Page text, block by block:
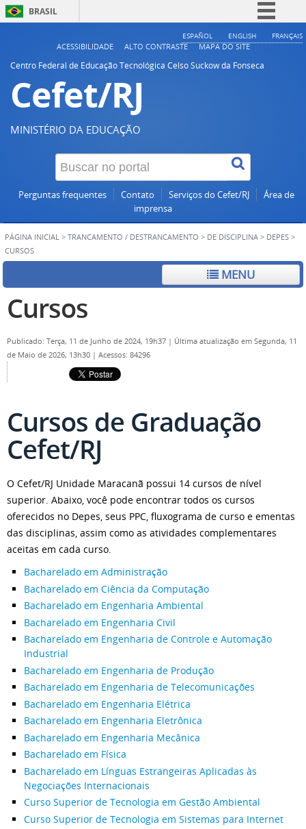
BRASIL
Simplifique!
ESPAÑOL ENGLISH FRANÇAIS
ACESSIBILIDADE ALTO CONTRASTE
MAPA DO SITE
Centro Federal de Educação Tecnológica Celso Suckow da Fonseca
Cefet/RJ
MINISTÉRIO DA EDUCAÇÃO
Perguntas frequentes Contato Serviços do Cefet/RJ
Área de
imprensa
PÁGINA INICIAL > TRANCAMENTO / DESTRANCAMENTO > DE DISCIPLINA > DEPES >
CURSOS
MENU
Cursos
Publicado: Terça, 11 de Junho de 2024, 19h37 | Última atualização em Segunda, 11
de Maio de 2026, 13h30 | Acessos: 84296
Cursos de Graduação
Cefet/RJ
O Cefet/RJ Unidade Maracanã possui 14 cursos de nível
superior. Abaixo, você pode encontrar todos os cursos
oferecidos no Depes, seus PPC, fluxograma de curso e ementas
das disciplinas, assim como as atividades complementares
aceitas em cada curso.
Bacharelado em Administração
Bacharelado em Ciência da Computação
Bacharelado em Engenharia Ambiental
Bacharelado em Engenharia Civil
Bacharelado em Engenharia de Controle e Automação
Industrial
Bacharelado em Engenharia de Produção
Bacharelado em Engenharia de Telecomunicações
Bacharelado em Engenharia Elétrica
Bacharelado em Engenharia Eletrônica
Bacharelado em Engenharia Mecânica
Bacharelado em Física
Bacharelado em Línguas Estrangeiras Aplicadas às
Negociações Internacionais
Curso Superior de Tecnologia em Gestão Ambiental
Curso Superior de Tecnologia em Sistemas para Internet